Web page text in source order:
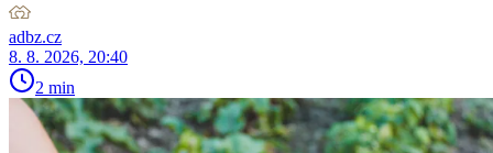
adbz.cz
8. 8. 2026, 20:40
2 min